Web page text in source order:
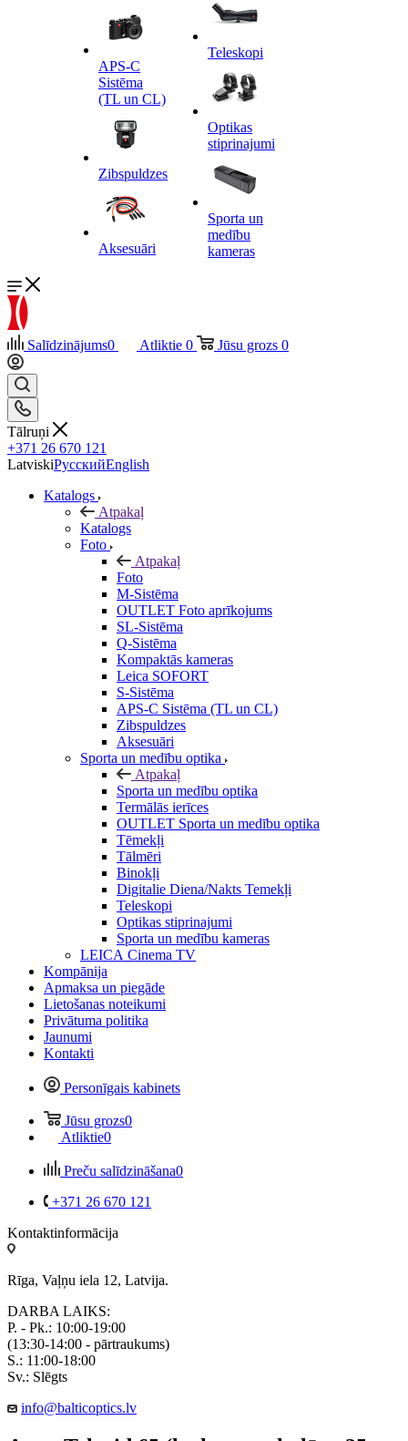
APS-C
Sistēma
(TL un CL)
Zibspuldzes
Aksesuāri
Teleskopi
Optikas
stiprinajumi
Sporta un
medību
kameras
Salīdzinājums0 Atliktie 0 Jūsu grozs 0
Tālruņi
+371 26 670 121
LatviskiРусскийEnglish
Katalogs
Atpakaļ
Katalogs
Foto
Atpakaļ
Foto
M-Sistēma
OUTLET Foto aprīkojums
SL-Sistēma
Q-Sistēma
Kompaktās kameras
Leica SOFORT
S-Sistēma
APS-C Sistēma (TL un CL)
Zibspuldzes
Aksesuāri
Sporta un medību optika
Atpakaļ
Sporta un medību optika
Termālās ierīces
OUTLET Sporta un medību optika
Tēmekļi
Tālmēri
Binokļi
Digitalie Diena/Nakts Temekļi
Teleskopi
Optikas stiprinajumi
Sporta un medību kameras
LEICA Cinema TV
Kompānija
Apmaksa un piegāde
Lietošanas noteikumi
Privātuma politika
Jaunumi
Kontakti
Personīgais kabinets
Jūsu grozs0
Atliktie0
Preču salīdzināšana0
+371 26 670 121
Kontaktinformācija
Rīga, Vaļņu iela 12, Latvija.
DARBA LAIKS:
P. - Pk.: 10:00-19:00
(13:30-14:00 - pārtraukums)
S.: 11:00-18:00
Sv.: Slēgts
info@balticoptics.lv